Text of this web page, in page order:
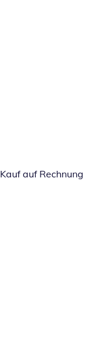
Kauf auf Rechnung